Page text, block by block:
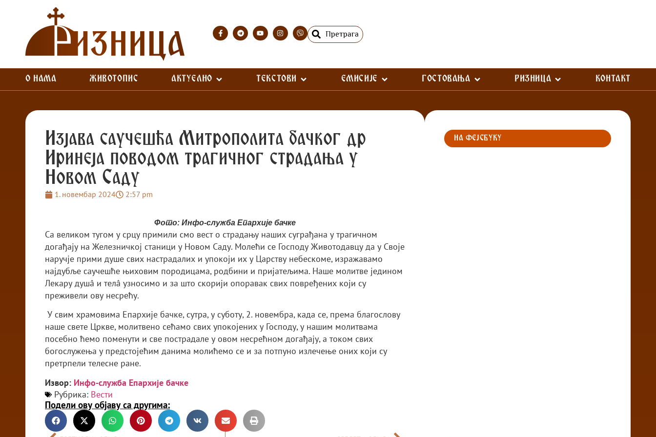
Претрага
О НАМА ЖИВОТОПИС АКТУЕЛНО ТЕКСТОВИ ЕМИСИЈЕ ГОСТОВАЊА РИЗНИЦА КОНТАКТ
Изјава саучешћа Митрополита бачког др
Иринеја поводом трагичног страдања у
Новом Саду
1. новембар 2024 2:57 pm
Фото: Инфо-служба Епархије бачке
Са великом тугом у срцу примили смо вест о страдању наших суграђана у трагичном
догађају на Железничкој станици у Новом Саду. Молећи се Господу Животодавцу да у Своје
наручје прими душе свих настрадалих и упокоји их у Царству небескоме, изражавамо
најдубље саучешће њиховим породицама, родбини и пријатељима. Наше молитве једином
Лекару душâ и телâ узносимо и за што скорији опоравак свих повређених који су
преживeли ову несрећу.
У свим храмовима Епархије бачке, сутра, у суботу, 2. новембра, када се, према благослову
наше свете Цркве, молитвено сећамо свих упокојених у Господу, у нашим молитвама
посебно ћемо поменути и све пострадале у овом несрећном догађају, а током свих
богослужења у предстојећим данима молићемо се и за потпуно излечење оних који су
претрпели телесне ране.
Извор: Инфо-служба Епархије бачке
Рубрика: Вести
Подели ову објаву са другима:
НА ФЕЈСБУКУ